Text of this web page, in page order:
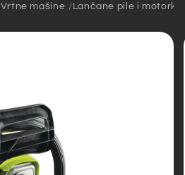
Vrtne mašine Lančane pile i motorke